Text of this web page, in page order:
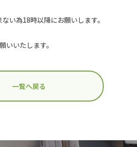
い為18時以降にお願いします。
いいたします。
一覧へ戻る